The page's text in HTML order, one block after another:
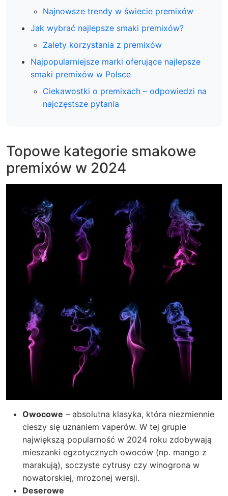
Najnowsze trendy w świecie premixów
Jak wybrać najlepsze smaki premixów?
Zalety korzystania z premixów
Najpopularniejsze marki oferujące najlepsze
smaki premixów w Polsce
Ciekawostki o premixach – odpowiedzi na
najczęstsze pytania
Topowe kategorie smakowe
premixów w 2024
Owocowe – absolutna klasyka, która niezmiennie
cieszy się uznaniem vaperów. W tej grupie
największą popularność w 2024 roku zdobywają
mieszanki egzotycznych owoców (np. mango z
marakują), soczyste cytrusy czy winogrona w
nowatorskiej, mrożonej wersji.
Deserowe